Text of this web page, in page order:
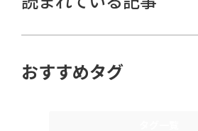
おすすめタグ